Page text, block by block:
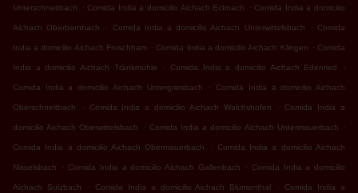
Unterschneitbach . Comida India a domicilio Aichach Ecknach . Comida India a domicilio
Aichach Oberbernbach . Comida India a domicilio Aichach Unterwittelsbach . Comida
India a domicilio Aichach Froschham . Comida India a domicilio Aichach Klingen . Comida
India a domicilio Aichach Tränkmühle . Comida India a domicilio Aichach Edenried .
Comida India a domicilio Aichach Untergriesbach . Comida India a domicilio Aichach
Oberschneitbach . Comida India a domicilio Aichach Walchshofen . Comida India a
domicilio Aichach Oberwittelsbach . Comida India a domicilio Aichach Untermauerbach .
Comida India a domicilio Aichach Obermauerbach . Comida India a domicilio Aichach
Nisselsbach . Comida India a domicilio Aichach Gallenbach . Comida India a domicilio
Aichach Sulzbach . Comida India a domicilio Aichach Blumenthal . Comida India a